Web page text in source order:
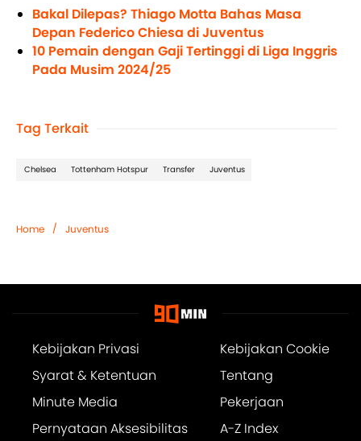
Bakal Dilepas? Thiago Motta Bahas Masa
Depan Federico Chiesa di Juventus
10 Pemain dengan Gaji Tertinggi di Liga Inggris
Pada Musim 2024/25
Tag Terkait
Chelsea Tottenham Hotspur Transfer Juventus
Home / Juventus
Kebijakan Privasi
Kebijakan Cookie
Syarat & Ketentuan
Tentang
Minute Media
Pekerjaan
Pernyataan Aksesibilitas
A-Z Index